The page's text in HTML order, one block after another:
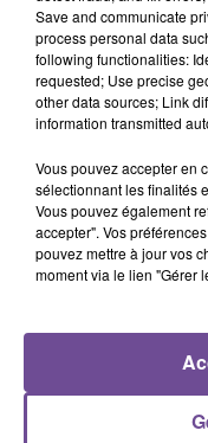
dépôt de
souhaitez l'afficher,
en
Save and communicate
process personal data
following functionalities:
requested; Use precise
other data sources; Link
information transmitted
Vous pouvez accepter en
sélectionnant les finalités
Vous pouvez également
accepter". Vos
pouvez mettre à jour vos
moment via le lien "Gérer